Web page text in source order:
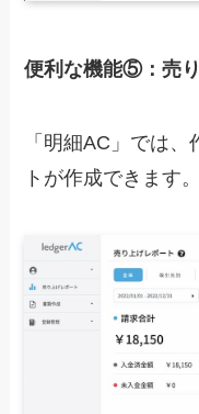
便利な機能⑤：売
「明細AC」では、
トが作成できます。